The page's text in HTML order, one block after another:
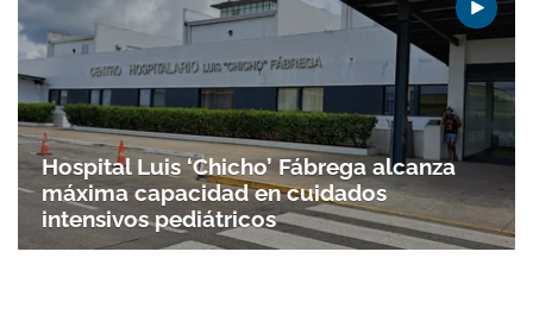
Hospital Luis ‘Chicho’ Fábrega alcanza
máxima capacidad en cuidados
intensivos pediátricos